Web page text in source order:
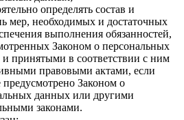
определять состав и
мер, необходимых и достаточных
выполнения обязанностей,
Законом о персональных
принятыми в соответствии с ним
правовыми актами, если
предусмотрено Законом о
данных или другими
законами.